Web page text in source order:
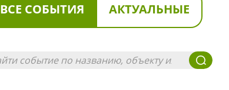
ВСЕ СОБЫТИЯ АКТУАЛЬНЫЕ